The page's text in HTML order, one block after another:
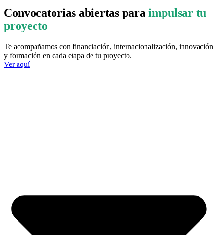
Convocatorias abiertas para impulsar tu
proyecto
Te acompañamos con financiación, internacionalización, innovación
y formación en cada etapa de tu proyecto.
Ver aquí